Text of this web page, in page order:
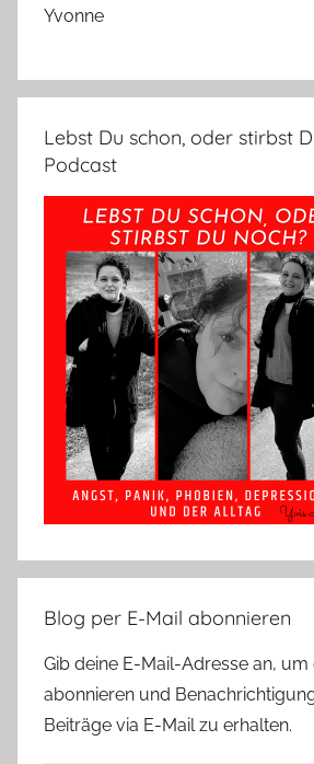
Yvonne
Lebst Du schon, oder stirbst
Podcast
Blog per E-Mail abonnieren
Gib deine E-Mail-Adresse an,
abonnieren und
Beiträge via E-Mail zu erhalten.